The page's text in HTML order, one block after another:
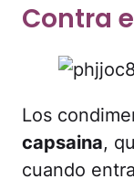
Contra
Los
capsaina,
cuando